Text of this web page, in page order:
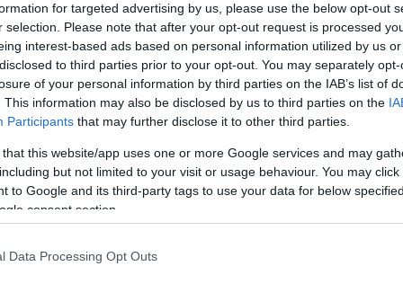
for targeted advertising by us, please use the below opt-out
selection. Please note that after your opt-out request is processed
interest-based ads based on personal information utilized by us
to third parties prior to your opt-out. You may separately
of your personal information by third parties on the IAB’s list of
This information may also be disclosed by us to third parties on the
Participants that may further disclose it to other third parties.
that this website/app uses one or more Google services and may
but not limited to your visit or usage behaviour. You may
to Google and its third-party tags to use your data for below
consent section.
Data Processing Opt Outs
beruházási miniszter, Vitézy Dávid arról is beszélt,
Állami Számvevőszék minden tételben
itt egy szándékos "költségvetési elmaszkolása
ha úgy tetszik a költségvetés meghamisítása.
sajnos" - jegyezte meg.
20 évvel később pontosan azt csinálta, amit a
csinált 2006-ban, amit az őszödi beszéd révén
nyilvánosság, hogy azért, hogy a hiány
és a választási kampányban az ebből eredő politikai
ezért egyszerűen olyan tételeket, amik
leigazolt teljesítésigazolás és számla van,
a költségvetésből - mondta.
a teljesítésigazolást már év elején aláírták, a
16:12
A
14:02
Nem is